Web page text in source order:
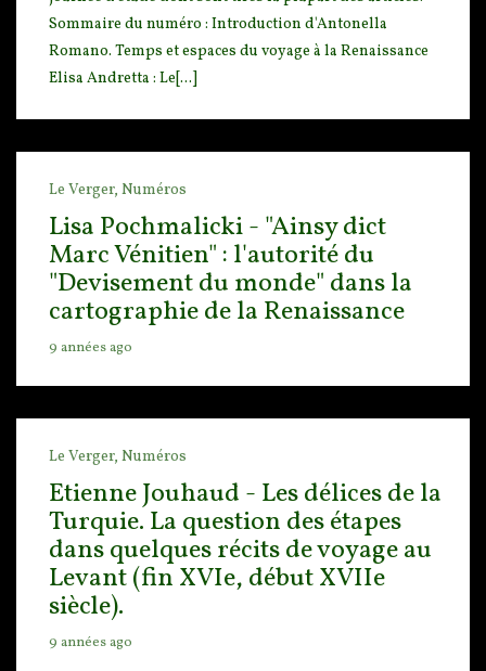
Sommaire du numéro : Introduction d'Antonella
Romano. Temps et espaces du voyage à la Renaissance
Elisa Andretta : Le[...]
Le Verger, Numéros
Lisa Pochmalicki - "Ainsy dict
Marc Vénitien" : l'autorité du
"Devisement du monde" dans la
cartographie de la Renaissance
9 années ago
Le Verger, Numéros
Etienne Jouhaud - Les délices de la
Turquie. La question des étapes
dans quelques récits de voyage au
Levant (fin XVIe, début XVIIe
siècle).
9 années ago